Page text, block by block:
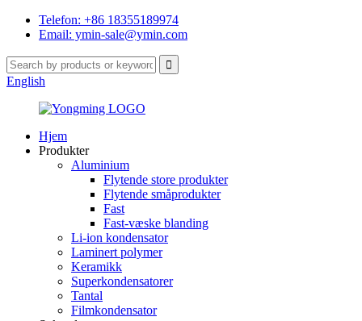
Telefon: +86 18355189974
Email: ymin-sale@ymin.com
English
Hjem
Produkter
Aluminium
Flytende store produkter
Flytende småprodukter
Fast
Fast-væske blanding
Li-ion kondensator
Laminert polymer
Keramikk
Superkondensatorer
Tantal
Filmkondensator